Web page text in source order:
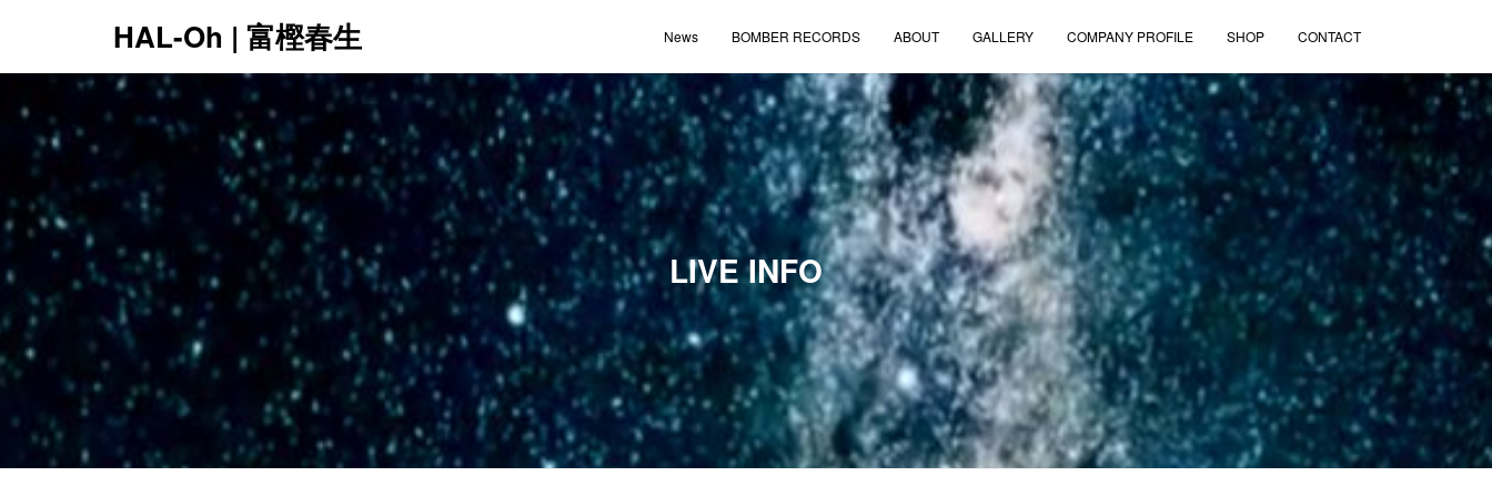
HAL-Oh | 富樫春生 News BOMBER RECORDS ABOUT GALLERY COMPANY PROFILE SHOP CONTACT
LIVE INFO
12:00 AM
1:00 AM
2:00 AM
3:00 AM
4:00 AM